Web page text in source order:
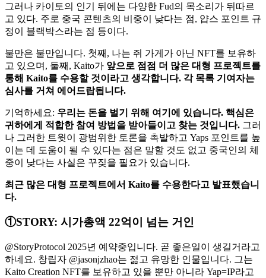
그러나 카이토의 인기 뒤에는 다양한 Fud의 목소리가 뒤따르
고 있다. 주로 중국 콘텐츠의 비중이 낮다는 점, 얍스 포인트 규
정이 블랙박스라는 점 등이다.
불만은 불만입니다. 첫째, 나는 쥐 가게가 아닌 NFT를 보유하
고 있으며, 둘째, Kaito가 앞으로 점점 더 많은 대형 프로젝트를
통해 Kaito를 수용할 것이라고 생각합니다. 각 목록 기여자는
심사를 거쳐 에어드랍됩니다.
기억하세요: 우리는 돈을 벌기 위해 여기에 있습니다. 핵심은
귀하에게 적합한 참여 방법을 받아들이고 찾는 것입니다. 그러
나 그러한 트윗이 광범위한 토론을 촉발하고 Yaps 포인트를 높
이는 데 도움이 될 수 있다는 점은 말할 것도 없고 중국인의 체
중이 낮다는 사실은 꾸짖을 필요가 있습니다.
최근 많은 대형 프로젝트에서 Kaito를 수용한다고 발표했습니
다.
①STORY: 시가총액 22억이 넘는 거인
@StoryProtocol 2025년 예약중입니다. 곧 좋은일이 생길거라고
하네요. 창립자 @jasonjzhao는 젊고 유망한 인물입니다. 그는
Kaito Creation NFT를 보유하고 있을 뿐만 아니라 Yap=IP라고